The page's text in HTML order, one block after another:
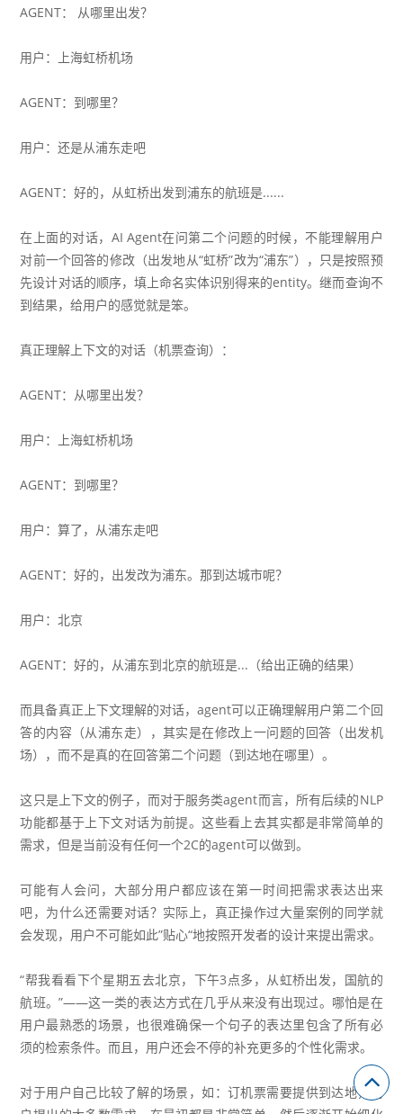
AGENT： 从哪里出发？
用户：上海虹桥机场
AGENT：到哪里？
用户：还是从浦东走吧
AGENT：好的，从虹桥出发到浦东的航班是......
在上面的对话，AI Agent在问第二个问题的时候，不能理解用户
对前一个回答的修改（出发地从“虹桥”改为“浦东”），只是按照预
先设计对话的顺序，填上命名实体识别得来的entity。继而查询不
到结果，给用户的感觉就是笨。
真正理解上下文的对话（机票查询）：
AGENT：从哪里出发？
用户：上海虹桥机场
AGENT：到哪里？
用户：算了，从浦东走吧
AGENT：好的，出发改为浦东。那到达城市呢？
用户：北京
AGENT：好的，从浦东到北京的航班是...（给出正确的结果）
而具备真正上下文理解的对话，agent可以正确理解用户第二个回
答的内容（从浦东走），其实是在修改上一问题的回答（出发机
场），而不是真的在回答第二个问题（到达地在哪里）。
这只是上下文的例子，而对于服务类agent而言，所有后续的NLP
功能都基于上下文对话为前提。这些看上去其实都是非常简单的
需求，但是当前没有任何一个2C的agent可以做到。
可能有人会问，大部分用户都应该在第一时间把需求表达出来
吧，为什么还需要对话？实际上，真正操作过大量案例的同学就
会发现，用户不可能如此”贴心“地按照开发者的设计来提出需求。
“帮我看看下个星期五去北京，下午3点多，从虹桥出发，国航的
航班。”——这一类的表达方式在几乎从来没有出现过。哪怕是在
用户最熟悉的场景，也很难确保一个句子的表达里包含了所有必
须的检索条件。而且，用户还会不停的补充更多的个性化需求。
对于用户自己比较了解的场景，如：订机票需要提供到达地，用